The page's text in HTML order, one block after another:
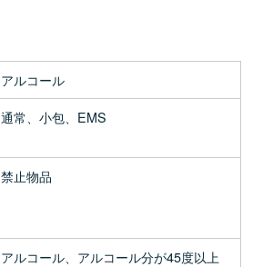
アルコール
通常、小包、EMS
禁止物品
アルコール、アルコール分が45度以上